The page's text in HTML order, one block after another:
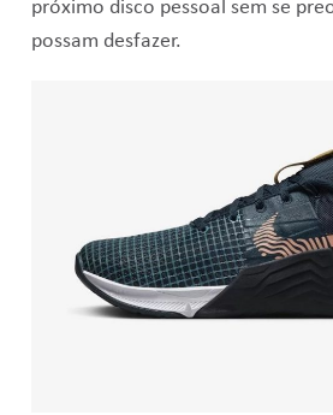
próximo disco pessoal sem se
possam desfazer.